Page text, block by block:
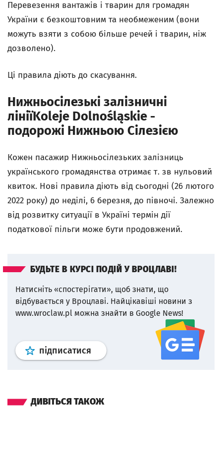
Перевезення вантажів і тварин для громадян
України є безкоштовним та необмеженим (вони
можуть взяти з собою більше речей і тварин, ніж
дозволено).
Ці правила діють до скасування.
Нижньосілезькі залізничні
лініїKoleje Dolnośląskie -
подорожі Нижньою Сілезією
Кожен пасажир Нижньосілезьких залізниць
українського громадянства отримає т. зв нульовий
квиток. Нові правила діють від сьогодні (26 лютого
2022 року) до неділі, 6 березня, до півночі. Залежно
від розвитку ситуації в Україні термін дії
податкової пільги може бути продовжений.
БУДЬТЕ В КУРСІ ПОДІЙ У ВРОЦЛАВІ!
Натисніть «спостерігати», щоб знати, що
відбувається у Вроцлаві. Найцікавіші новини з
www.wroclaw.pl можна знайти в Google News!
підписатися Профіль google news
ДИВІТЬСЯ ТАКОЖ